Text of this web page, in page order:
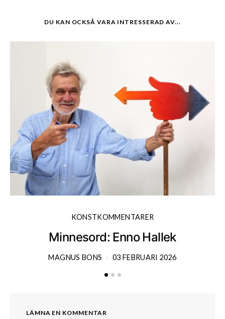
DU KAN OCKSÅ VARA INTRESSERAD AV...
KONSTKOMMENTARER
Minnesord: Enno Hallek
MAGNUS BONS 03 FEBRUARI 2026
LÄMNA EN KOMMENTAR